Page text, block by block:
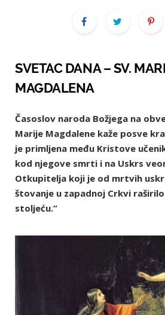
SVETAC DANA – SV.
MAGDALENA
Časoslov naroda Božjega na
Marije Magdalene kaže posve
je primljena među Kristove
kod njegove smrti i na Uskrs
Otkupitelja koji je od mrtvih
štovanje u zapadnoj Crkvi
stoljeću.”